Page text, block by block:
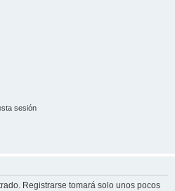
sesión
Registrarse tomará solo unos pocos